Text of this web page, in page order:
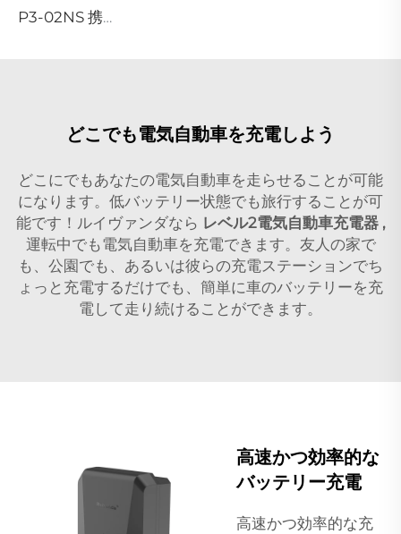
P3-02NS 携帯用EV充電器
どこでも電気自動車を充電しよう
どこにでもあなたの電気自動車を走らせることが可能
になります。低バッテリー状態でも旅行することが可
能です！ルイヴァンダなら レベル2電気自動車充電器 ,
運転中でも電気自動車を充電できます。友人の家で
も、公園でも、あるいは彼らの充電ステーションでち
ょっと充電するだけでも、簡単に車のバッテリーを充
電して走り続けることができます。
高速かつ効率的な
バッテリー充電
高速かつ効率的な充